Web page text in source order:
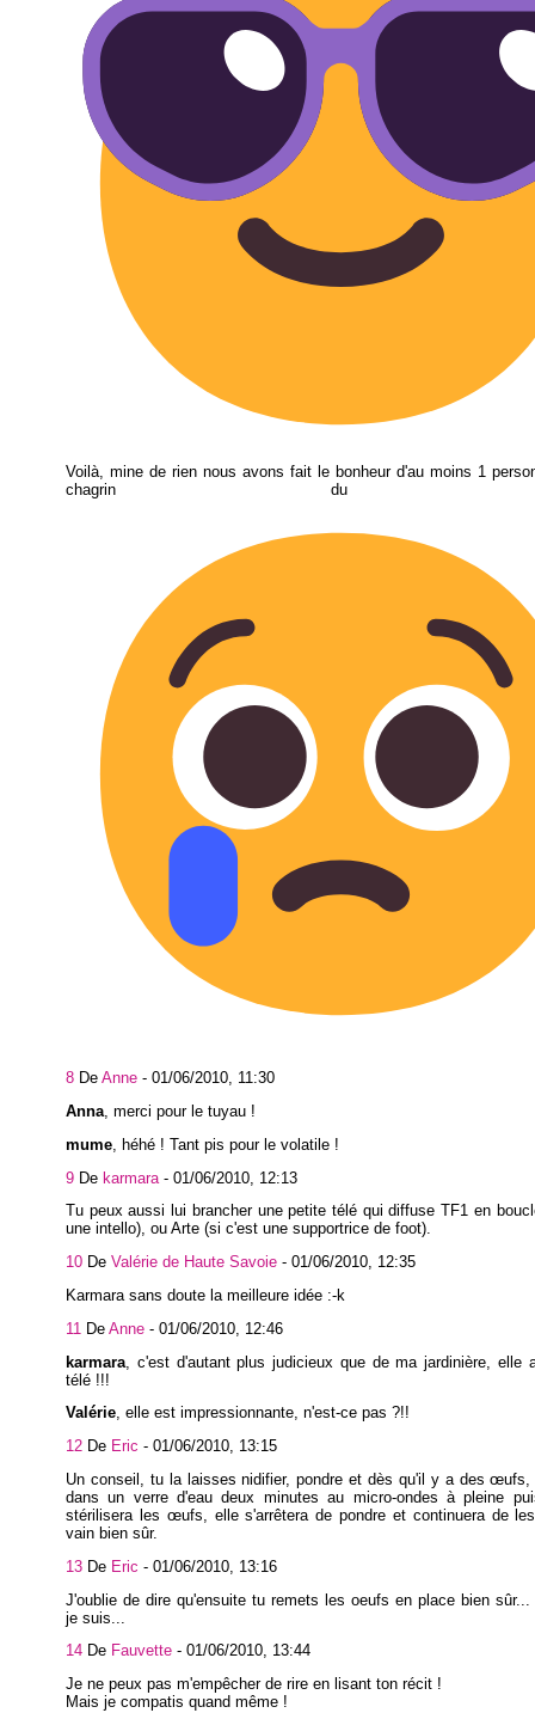
Voilà, mine de rien nous avons fait le bonheur d'au moins 1
chagrin du
8 De Anne - 01/06/2010, 11:30
Anna , merci pour le tuyau !
mume , héhé ! Tant pis pour le volatile !
9 De karmara - 01/06/2010, 12:13
Tu peux aussi lui brancher une petite télé qui diffuse TF1 en
une intello), ou Arte (si c'est une supportrice de foot).
10 De Valérie de Haute Savoie - 01/06/2010, 12:35
Karmara sans doute la meilleure idée :-k
11 De Anne - 01/06/2010, 12:46
karmara , c'est d'autant plus judicieux que de ma jardinière, elle
télé !!!
Valérie, elle est impressionnante, n'est-ce pas ?!!
12 De Eric - 01/06/2010, 13:15
Un conseil, tu la laisses nidifier, pondre et dès qu'il y a des
dans un verre d'eau deux minutes au micro-ondes à pleine
stérilisera les œufs, elle s'arrêtera de pondre et continuera de
vain bien sûr.
13 De Eric - 01/06/2010, 13:16
J'oublie de dire qu'ensuite tu remets les oeufs en place bien sûr...
je suis...
14 De Fauvette - 01/06/2010, 13:44
Je ne peux pas m'empêcher de rire en lisant ton récit !
Mais je compatis quand même !